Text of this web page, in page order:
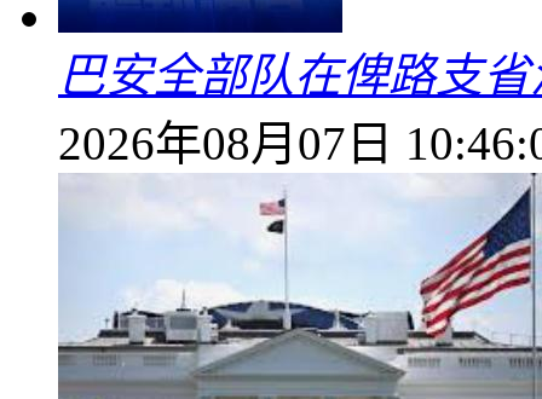
巴安全部队在俾路支
2026年08月07日